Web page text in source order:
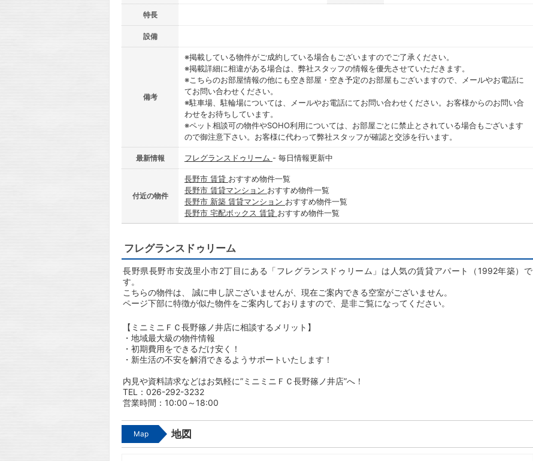
特長
設備
備考
※掲載している物件がご成約している場合もございますのでご了承ください。
※掲載詳細に相違がある場合は、弊社スタッフの情報を優先させていただきます。
※こちらのお部屋情報の他にも空き部屋・空き予定のお部屋もございますので、メールやお電話に
てお問い合わせください。
※駐車場、駐輪場については、メールやお電話にてお問い合わせください。お客様からのお問い合
わせをお待ちしています。
※ペット相談可の物件やSOHO利用については、お部屋ごとに禁止とされている場合もございます
ので御注意下さい。お客様に代わって弊社スタッフが確認と交渉を行います。
最新情報 フレグランスドゥリーム - 毎日情報更新中
付近の物件
長野市 賃貸 おすすめ物件一覧
長野市 賃貸マンション おすすめ物件一覧
長野市 新築 賃貸マンション おすすめ物件一覧
長野市 宅配ボックス 賃貸 おすすめ物件一覧
フレグランスドゥリーム
長野県長野市安茂里小市2丁目にある「フレグランスドゥリーム」は人気の賃貸アパート（1992年築）で
す。
こちらの物件は、 誠に申し訳ございませんが、現在ご案内できる空室がございません。
ページ下部に特徴が似た物件をご案内しておりますので、是非ご覧になってください。
【ミニミニＦＣ長野篠ノ井店に相談するメリット】
・地域最大級の物件情報
・初期費用をできるだけ安く！
・新生活の不安を解消できるようサポートいたします！
内見や資料請求などはお気軽に”ミニミニＦＣ長野篠ノ井店”へ！
TEL：026-292-3232
営業時間：10:00～18:00
Map 地図